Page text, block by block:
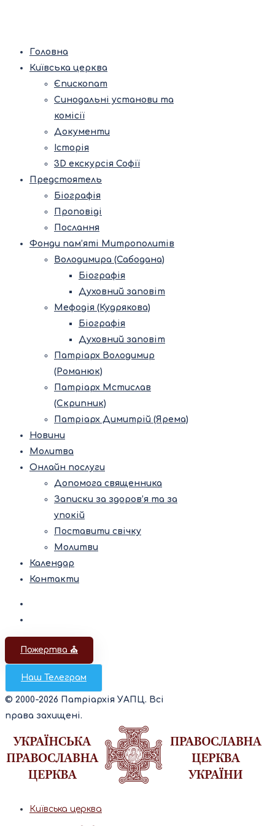
Головна
Київська церква
Єпископат
Синодальні установи та
комісії
Документи
Історія
3D екскурсія Софії
Предстоятель
Біографія
Проповіді
Послання
Фонди пам’яті Митрополитів
Володимира (Сабодана)
Біографія
Духовний заповіт
Мефодія (Кудрякова)
Біографія
Духовний заповіт
Патріарх Володимир
(Романюк)
Патріарх Мстислав
(Скрипник)
Патріарх Димитрій (Ярема)
Новини
Молитва
Онлайн послуги
Допомога священника
Записки за здоров’я та за
упокій
Поставити свічку
Молитви
Календар
Контакти
Пожертва ⛪️
Наш Телеграм
© 2000-2026 Патріархія УАПЦ. Всі
права захищені.
Київська церква